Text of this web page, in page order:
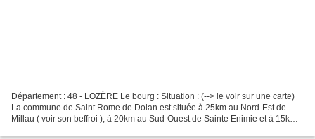
Département : 48 - LOZÈRE Le bourg : Situation : (--> le voir sur une carte)
La commune de Saint Rome de Dolan est située à 25km au Nord-Est de
Millau ( voir son beffroi ), à 20km au Sud-Ouest de Sainte Enimie et à 15km